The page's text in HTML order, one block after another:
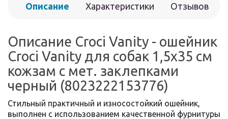
Описание Характеристики Отзывов
Описание Croci Vanity - ошейник
Croci Vanity для собак 1,5x35 см
кожзам с мет. заклепками
черный (8023222153776)
Стильный практичный и износостойкий ошейник,
выполнен с использованием качественной фурнитуры